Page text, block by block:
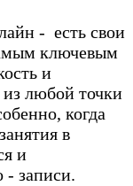
- есть свои
ключевым
и
из любой точки
когда
в
и
- записи.